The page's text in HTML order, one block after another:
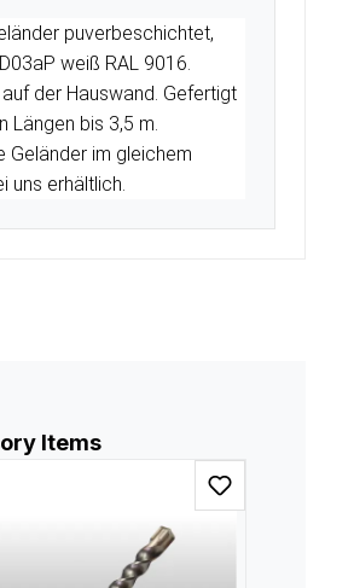
puverbeschichtet,
weiß RAL 9016.
der Hauswand. Gefertigt
Längen bis 3,5 m.
Geländer im gleichem
uns erhältlich.
überspringen
Items